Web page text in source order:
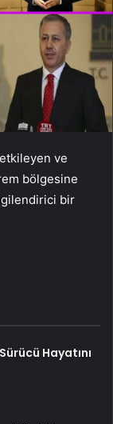
ve
bölgesine
bir
Hayatını